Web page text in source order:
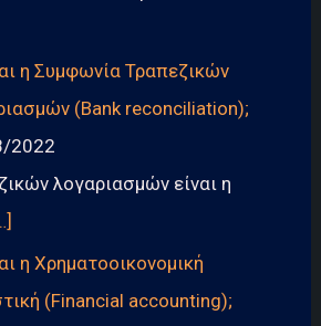
η Συμφωνία Τραπεζικών
(Bank reconciliation);
2022
λογαριασμών είναι η
η Χρηματοοικονομική
(Financial accounting);